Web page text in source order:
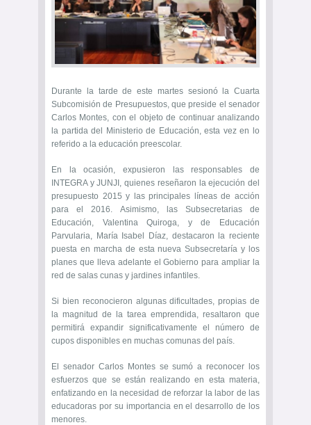
Durante la tarde de este martes sesionó la Cuarta
Subcomisión de Presupuestos, que preside el senador
Carlos Montes, con el objeto de continuar analizando
la partida del Ministerio de Educación, esta vez en lo
referido a la educación preescolar.
En la ocasión, expusieron las responsables de
INTEGRA y JUNJI, quienes reseñaron la ejecución del
presupuesto 2015 y las principales líneas de acción
para el 2016. Asimismo, las Subsecretarias de
Educación, Valentina Quiroga, y de Educación
Parvularia, María Isabel Díaz, destacaron la reciente
puesta en marcha de esta nueva Subsecretaría y los
planes que lleva adelante el Gobierno para ampliar la
red de salas cunas y jardines infantiles.
Si bien reconocieron algunas dificultades, propias de
la magnitud de la tarea emprendida, resaltaron que
permitirá expandir significativamente el número de
cupos disponibles en muchas comunas del país.
El senador Carlos Montes se sumó a reconocer los
esfuerzos que se están realizando en esta materia,
enfatizando en la necesidad de reforzar la labor de las
educadoras por su importancia en el desarrollo de los
menores.